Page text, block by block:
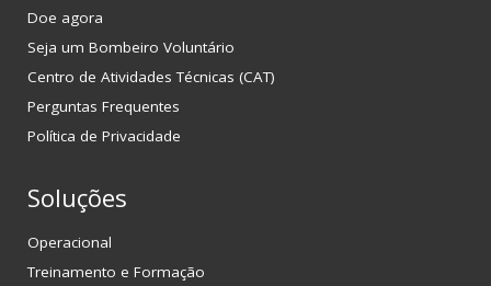
Doe agora
Seja um Bombeiro Voluntário
Centro de Atividades Técnicas (CAT)
Perguntas Frequentes
Política de Privacidade
Soluções
Operacional
Treinamento e Formação